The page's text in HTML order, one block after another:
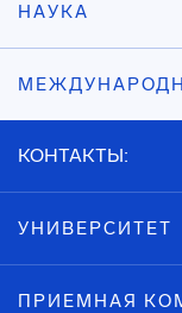
НАУКА
КОНТАКТЫ:
УНИВЕРСИТЕТ
ПРИЕМНАЯ